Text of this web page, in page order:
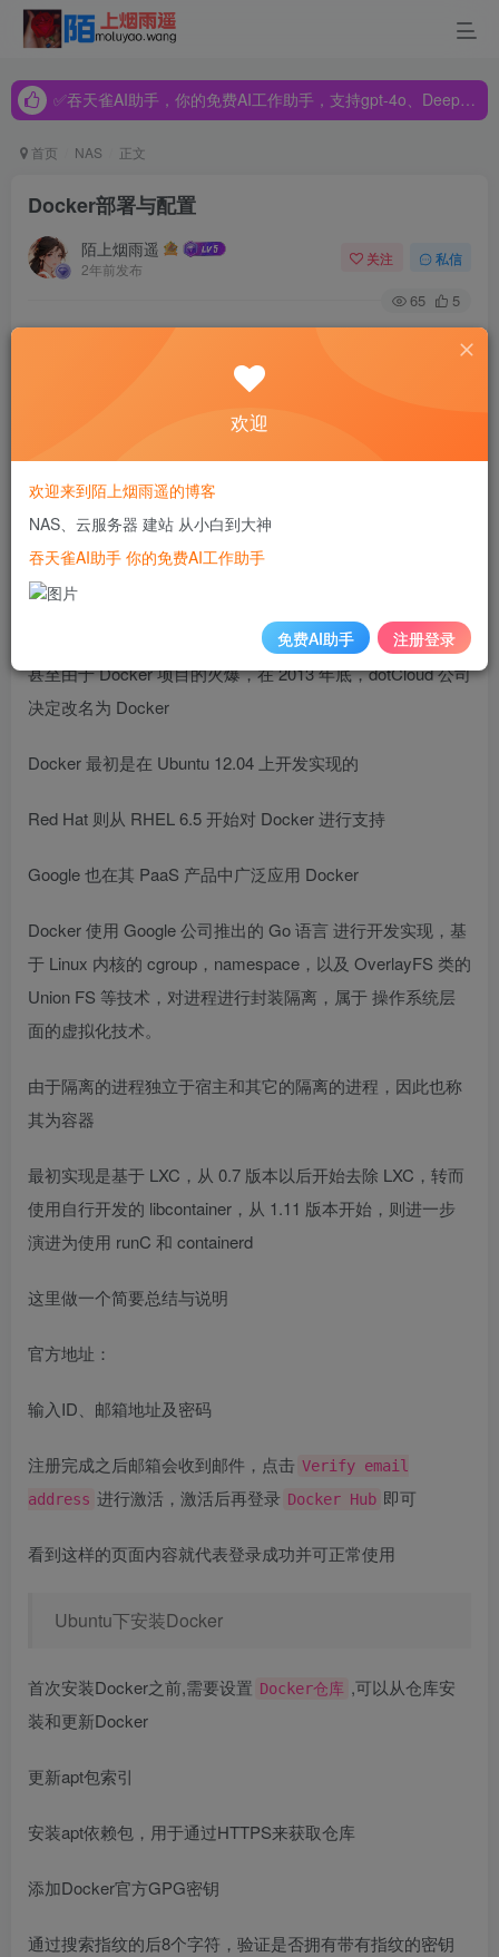
✅吞天雀AI助手，你的免费AI工作助手，支持gpt-4o、DeepSeek、Claude🔥🔥🔥🔥
✅吞天雀AI助手，你的免费AI工作助手，支持gpt-4o、DeepSeek、Claude🔥🔥🔥🔥
首页 NAS 正文
Docker部署与配置
陌上烟雨遥
2年前发布
关注 私信
65 5
Docker 最初是 dotCloud 公司创始人 Solomon Hykes 在法国
期间发起的一个公司内部项目，它是基于 dotCloud 公司多年
权协议开源，主要项目代码在 GitHub 上进行维护
Docker 项目后来还加入了 Linux 基金会，并成立推动 开放
容器联盟（OCI）
Docker 自开源后受到广泛的关注和讨论，至今其 GitHub 项
目 已经超过 5 万 7 千个星标和一万多个 fork
甚至由于 Docker 项目的火爆，在 2013 年底，dotCloud 公司
决定改名为 Docker
Docker 最初是在 Ubuntu 12.04 上开发实现的
Red Hat 则从 RHEL 6.5 开始对 Docker 进行支持
Google 也在其 PaaS 产品中广泛应用 Docker
Docker 使用 Google 公司推出的 Go 语言 进行开发实现，基
于 Linux 内核的 cgroup，namespace，以及 OverlayFS 类的
Union FS 等技术，对进程进行封装隔离，属于 操作系统层
面的虚拟化技术。
由于隔离的进程独立于宿主和其它的隔离的进程，因此也称
其为容器
最初实现是基于 LXC，从 0.7 版本以后开始去除 LXC，转而
使用自行开发的 libcontainer，从 1.11 版本开始，则进一步
演进为使用 runC 和 containerd
这里做一个简要总结与说明
官方地址：
输入ID、邮箱地址及密码
注册完成之后邮箱会收到邮件，点击 Verify email
address 进行激活，激活后再登录 Docker Hub 即可
看到这样的页面内容就代表登录成功并可正常使用
Ubuntu下安装Docker
首次安装Docker之前,需要设置 Docker仓库 ,可以从仓库安
装和更新Docker
更新apt包索引
安装apt依赖包，用于通过HTTPS来获取仓库
添加Docker官方GPG密钥
通过搜索指纹的后8个字符，验证是否拥有带有指纹的密钥
欢迎
欢迎来到陌上烟雨遥的博客
NAS、云服务器 建站 从小白到大神
吞天雀AI助手 你的免费AI工作助手
免费AI助手 注册登录